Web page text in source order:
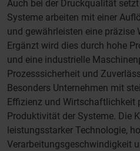
Auch bei der Druckqualität
Systeme arbeiten mit einer
und gewährleisten eine präzise
Ergänzt wird dies durch hohe
und eine industrielle
Prozesssicherheit und
Besonders Unternehmen mit
Effizienz und Wirtschaftlichkeit
Produktivität der Systeme. Die
leistungsstarker Technologie,
Verarbeitungsgeschwindigkeit